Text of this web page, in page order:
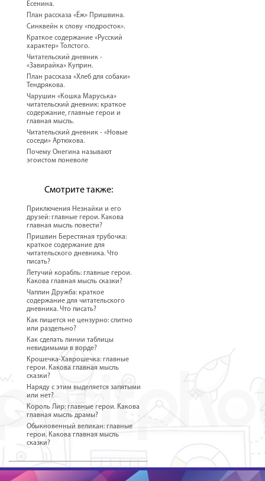
Есенина.
План рассказа «Ёж» Пришвина.
Синквейн к слову «подросток».
Краткое содержание «Русский
характер» Толстого.
Читательский дневник -
«Завирайка» Куприн.
План рассказа «Хлеб для собаки»
Тендрякова.
Чарушин «Кошка Маруська»
читательский дневник: краткое
содержание, главные герои и
главная мысль.
Читательский дневник - «Новые
соседи» Артюхова.
Почему Онегина называют
эгоистом поневоле
Смотрите также:
Приключения Незнайки и его
друзей: главные герои. Какова
главная мысль повести?
Пришвин Берестяная трубочка:
краткое содержание для
читательского дневника. Что
писать?
Летучий корабль: главные герои.
Какова главная мысль сказки?
Чаплин Дружба: краткое
содержание для читательского
дневника. Что писать?
Как пишется не цензурно: слитно
или раздельно?
Как сделать линии таблицы
невидимыми в ворде?
Крошечка-Хаврошечка: главные
герои. Какова главная мысль
сказки?
Наряду с этим выделяется запятыми
или нет?
Король Лир: главные герои. Какова
главная мысль драмы?
Обыкновенный великан: главные
герои. Какова главная мысль
сказки?